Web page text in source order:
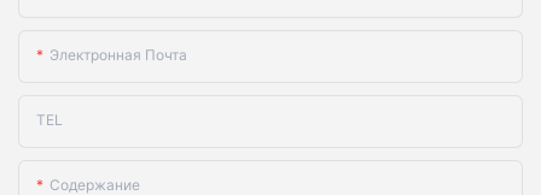
Электронная Почта
TEL
Содержание